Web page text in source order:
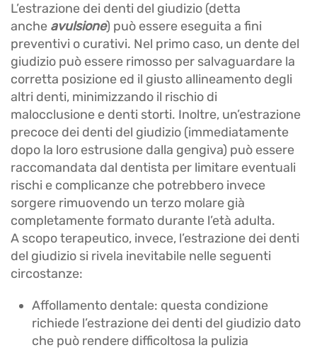
L’estrazione dei denti del giudizio (detta
anche avulsione) può essere eseguita a fini
preventivi o curativi. Nel primo caso, un dente del
giudizio può essere rimosso per salvaguardare la
corretta posizione ed il giusto allineamento degli
altri denti, minimizzando il rischio di
malocclusione e denti storti. Inoltre, un’estrazione
precoce dei denti del giudizio (immediatamente
dopo la loro estrusione dalla gengiva) può essere
raccomandata dal dentista per limitare eventuali
rischi e complicanze che potrebbero invece
sorgere rimuovendo un terzo molare già
completamente formato durante l’età adulta.
A scopo terapeutico, invece, l’estrazione dei denti
del giudizio si rivela inevitabile nelle seguenti
circostanze:
Affollamento dentale: questa condizione
richiede l’estrazione dei denti del giudizio dato
che può rendere difficoltosa la pulizia